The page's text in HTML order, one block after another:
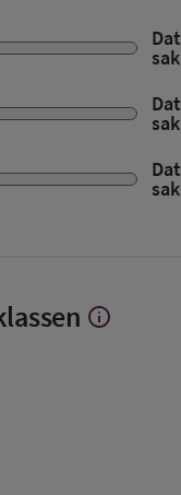
Visa
info